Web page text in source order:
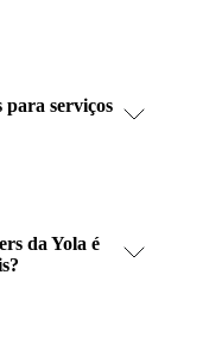
para serviços
da Yola é